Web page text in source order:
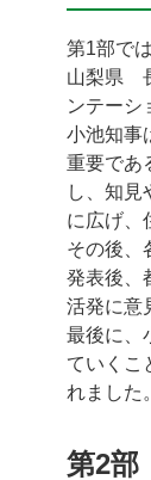
第1部で
山梨県
ンテーシ
小池知事
重要であ
し、知見
に広げ、
その後、
発表後、
活発に意
最後に、
ていくこ
れました。
第2部